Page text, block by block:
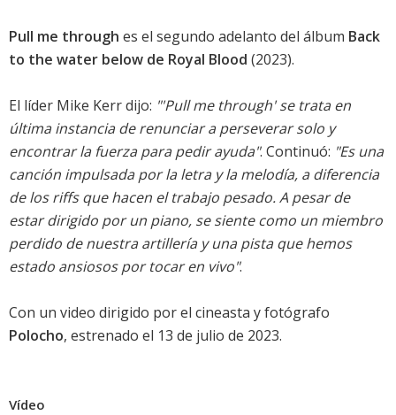
Pull me through es el segundo adelanto del álbum Back
to the water below de Royal Blood (2023).
El líder Mike Kerr dijo: "'Pull me through' se trata en
última instancia de renunciar a perseverar solo y
encontrar la fuerza para pedir ayuda". Continuó: "Es una
canción impulsada por la letra y la melodía, a diferencia
de los riffs que hacen el trabajo pesado. A pesar de
estar dirigido por un piano, se siente como un miembro
perdido de nuestra artillería y una pista que hemos
estado ansiosos por tocar en vivo".
Con un video dirigido por el cineasta y fotógrafo
Polocho, estrenado el 13 de julio de 2023.
Vídeo